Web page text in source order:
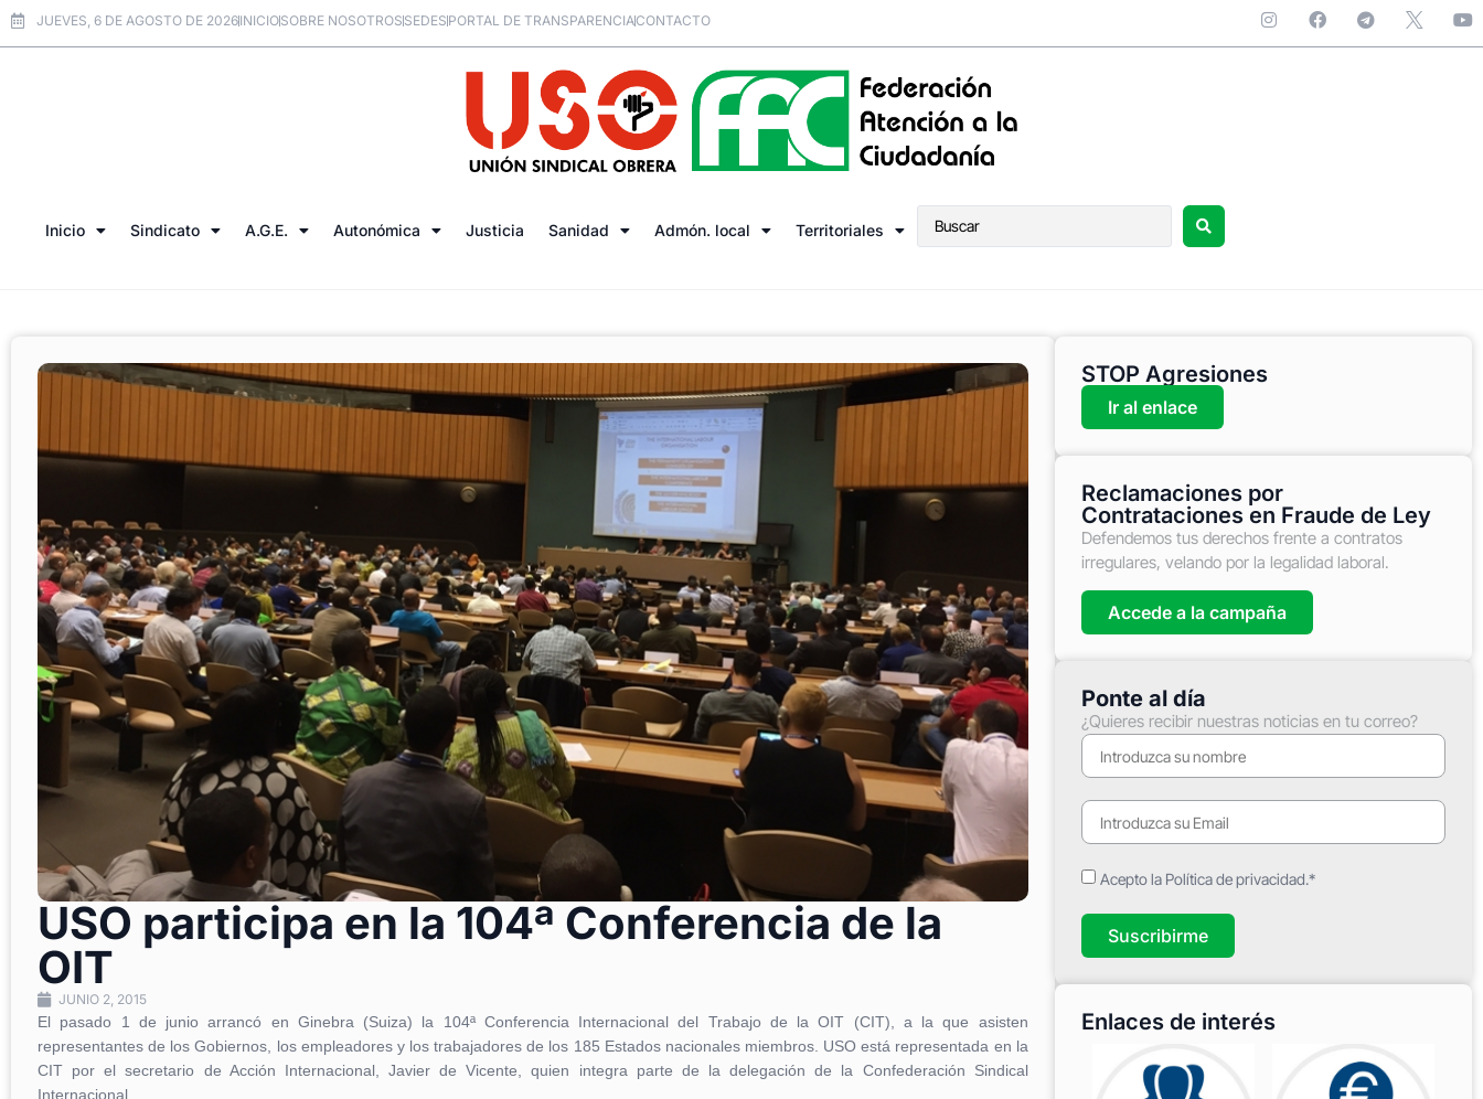
JUEVES, 6 DE AGOSTO DE 2026INICIOSOBRE NOSOTROSSEDESPORTAL DE TRANSPARENCIACONTACTO
Inicio Sindicato A.G.E. Autonómica Justicia Sanidad Admón. local Territoriales
USO participa en la 104ª Conferencia de la
OIT
JUNIO 2, 2015
El pasado 1 de junio arrancó en Ginebra (Suiza) la 104ª Conferencia Internacional del Trabajo de la OIT (CIT), a la que asisten
representantes de los Gobiernos, los empleadores y los trabajadores de los 185 Estados nacionales miembros. USO está representada en la
CIT por el secretario de Acción Internacional, Javier de Vicente, quien integra parte de la delegación de la Confederación Sindical
Internacional.
STOP Agresiones
Ir al enlace
Reclamaciones por
Contrataciones en Fraude de Ley
Defendemos tus derechos frente a contratos
irregulares, velando por la legalidad laboral.
Accede a la campaña
Ponte al día
¿Quieres recibir nuestras noticias en tu correo?
Acepto la Política de privacidad.*
Suscribirme
Enlaces de interés